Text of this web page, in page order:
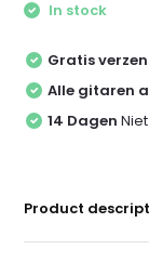
In stock
Gratis
Alle gitaren
14 Dagen
Product